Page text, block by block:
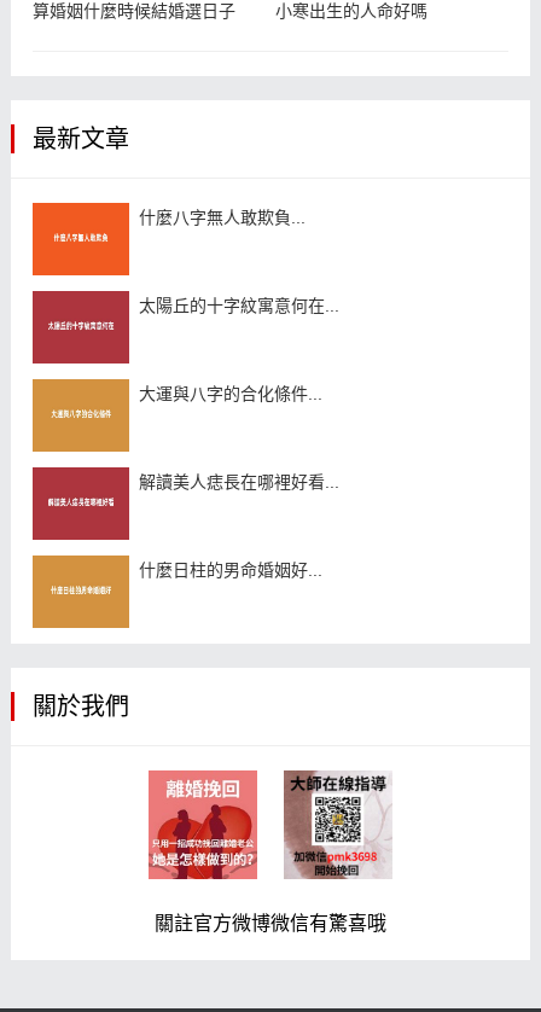
算婚姻什麼時候結婚選日子
小寒出生的人命好嗎
最新文章
什麼八字無人敢欺負...
太陽丘的十字紋寓意何在...
大運與八字的合化條件...
解讀美人痣長在哪裡好看...
什麼日柱的男命婚姻好...
關於我們
關註官方微博微信有驚喜哦